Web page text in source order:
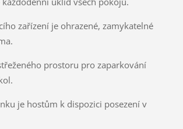
zařízení je ohrazené, zamykatelné
prostoru pro zaparkování
je hostům k dispozici posezení v